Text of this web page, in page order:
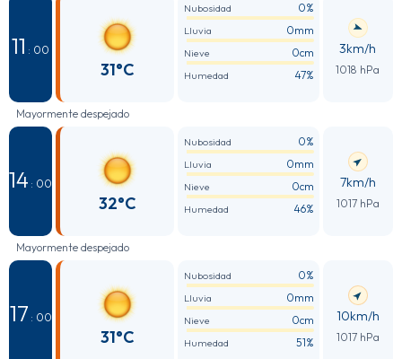
11 : 00
31°C
Nubosidad 0%
Lluvia 0mm
Nieve 0cm
Humedad 47%
3km/h
1018 hPa
Mayormente despejado
14 : 00
32°C
Nubosidad 0%
Lluvia 0mm
Nieve 0cm
Humedad 46%
7km/h
1017 hPa
Mayormente despejado
17 : 00
31°C
Nubosidad 0%
Lluvia 0mm
Nieve 0cm
Humedad 51%
10km/h
1017 hPa